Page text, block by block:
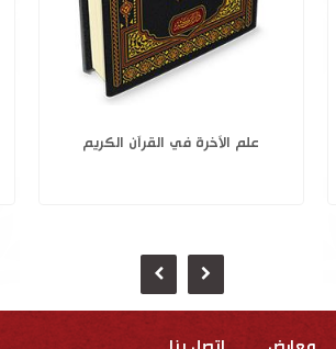
أنبياء الله إدريس والياس وذو الكفل